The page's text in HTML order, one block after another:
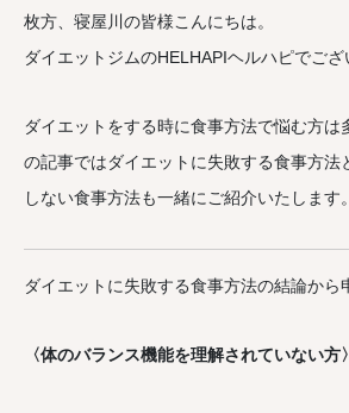
枚方、寝屋川の皆様こんにちは。
ダイエットジムのHELHAPIヘルハピでござ
ダイエットをする時に食事方法で悩む方は
の記事ではダイエットに失敗する食事方法
しない食事方法も一緒にご紹介いたします。
ダイエットに失敗する食事方法の結論から
〈体のバランス機能を理解されていない方〉